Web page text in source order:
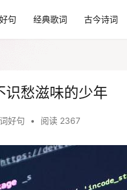
句 经典歌词 古今诗词
识愁滋味的少年
好句 • 阅读 2367